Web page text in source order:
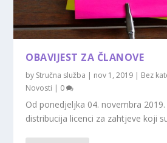
OBAVIJEST ZA ČLANOVE
by Stručna služba | nov 1, 2019 | Bez
Novosti | 0
Od ponedjeljka 04. novembra
distribucija licenci za zahtjeve koji